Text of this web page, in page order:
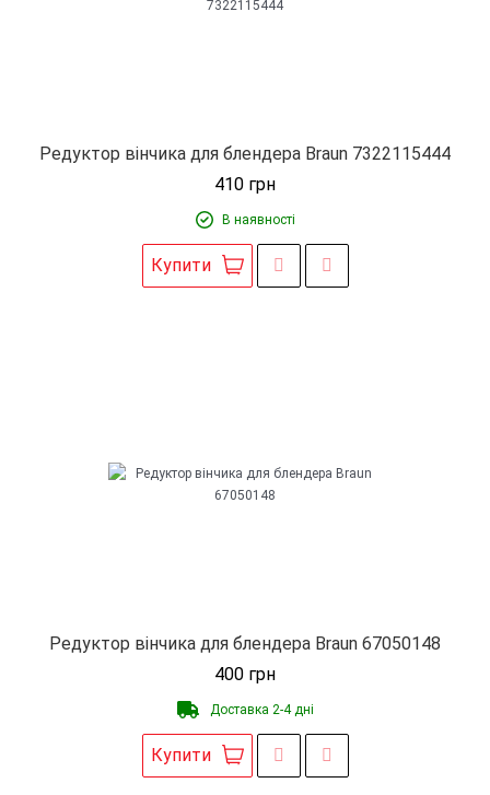
Редуктор вінчика для блендера Braun 7322115444
410 грн
В наявності
Купити
Редуктор вінчика для блендера Braun 67050148
400 грн
Доставка 2-4 дні
Купити